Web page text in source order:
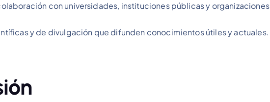
con universidades, instituciones públicas y organizaciones
y de divulgación que difunden conocimientos útiles y actuales.